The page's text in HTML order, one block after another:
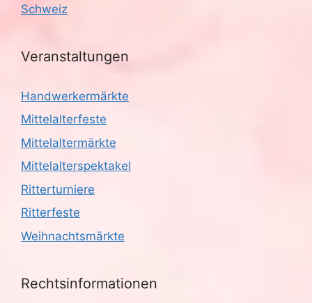
Schweiz
Veranstaltungen
Handwerkermärkte
Mittelalterfeste
Mittelaltermärkte
Mittelalterspektakel
Ritterturniere
Ritterfeste
Weihnachtsmärkte
Rechtsinformationen